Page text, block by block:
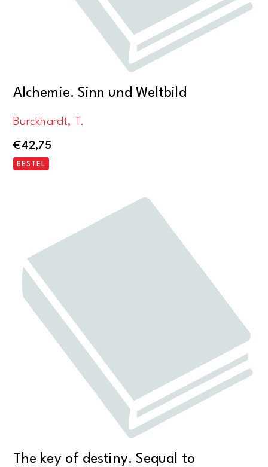
Alchemie. Sinn und Weltbild
Burckhardt, T.
€42,75
BESTEL
The key of destiny. Sequal to